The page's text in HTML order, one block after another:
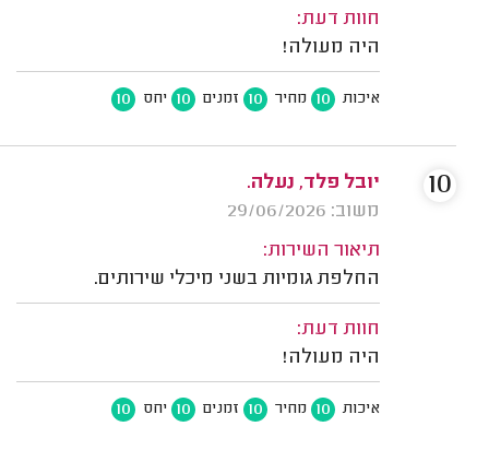
חוות דעת:
היה מעולה!
איכות 10 מחיר 10 זמנים 10 יחס 10
יובל פלד, נעלה.
משוב: 29/06/2026
תיאור השירות:
החלפת גומיות בשני מיכלי שירותים.
חוות דעת:
היה מעולה!
איכות 10 מחיר 10 זמנים 10 יחס 10
10